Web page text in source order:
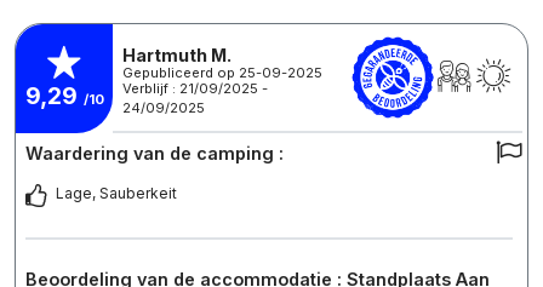
9,29 /10
Hartmuth M.
Gepubliceerd op 25-09-2025
Verblijf : 21/09/2025 -
24/09/2025
Waardering van de camping :
Lage, Sauberkeit
Beoordeling van de accommodatie : Standplaats Aan